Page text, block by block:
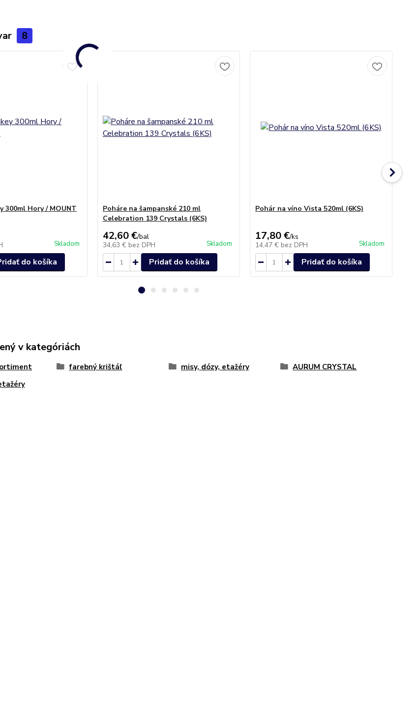
8
300ml Hory / MOUNT
Skladom
do košíka
Poháre na šampanské 210 ml
Celebration 139 Crystals (6KS)
42,60 €/bal
34,63 € bez DPH Skladom
Pridať do košíka
Pohár na víno Vista 520ml (6KS)
17,80 €/ks
14,47 € bez DPH Skladom
Pridať do košíka
v kategóriách
farebný krištáľ misy, dózy, etažéry
AURUM CRYSTAL